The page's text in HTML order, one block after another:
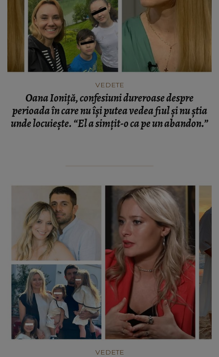
VEDETE
Oana Ioniță, confesiuni dureroase despre
perioada în care nu își putea vedea fiul și nu știa
unde locuiește. “El a simțit-o ca pe un abandon.”
VEDETE